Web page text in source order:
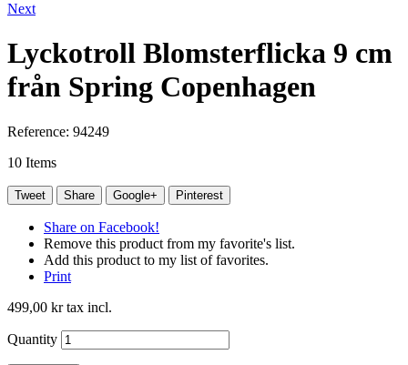
Next
Lyckotroll Blomsterflicka 9 cm
från Spring Copenhagen
Reference: 94249
10 Items
Tweet Share Google+ Pinterest
Share on Facebook!
Remove this product from my favorite's list.
Add this product to my list of favorites.
Print
499,00 krtax incl.
Quantity